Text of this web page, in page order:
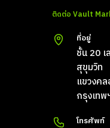
ติดต่อ Vault
ที่อยู่
ชั้น 20 เ
สุขุมวิท
แขวงค
กรุงเท
โทรศัพท์